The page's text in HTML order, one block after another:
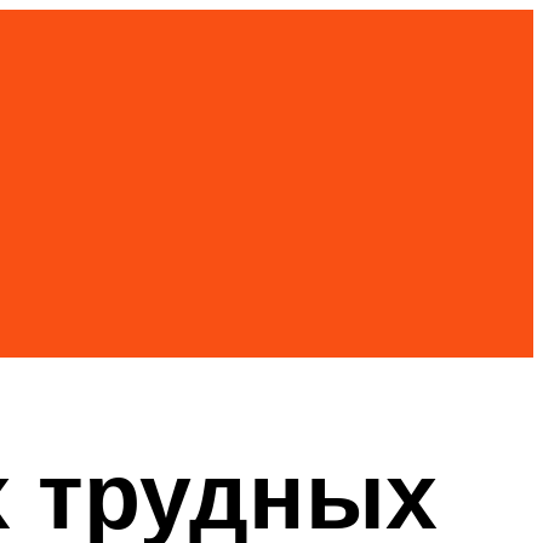
трудных